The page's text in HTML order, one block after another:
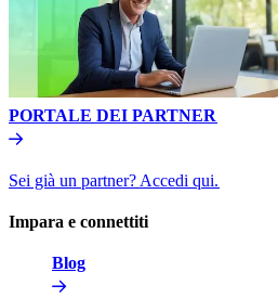
PORTALE DEI PARTNER​​
Sei già un partner? Accedi qui.​​
Impara e connettiti​​
Blog​​